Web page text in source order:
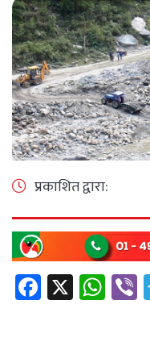
प्रकाशित द्वारा:
Facebook
X